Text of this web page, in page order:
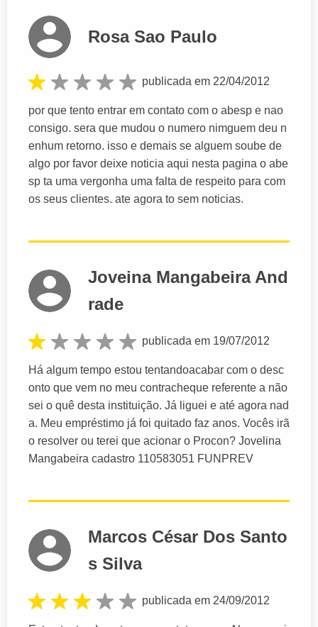
Rosa Sao Paulo
publicada em 22/04/2012
por que tento entrar em contato com o abesp e nao
consigo. sera que mudou o numero nimguem deu n
enhum retorno. isso e demais se alguem soube de
algo por favor deixe noticia aqui nesta pagina o abe
sp ta uma vergonha uma falta de respeito para com
os seus clientes. ate agora to sem noticias.
Joveina Mangabeira And
rade
publicada em 19/07/2012
Há algum tempo estou tentandoacabar com o desc
onto que vem no meu contracheque referente a não
sei o quê desta instituição. Já liguei e até agora nad
a. Meu empréstimo já foi quitado faz anos. Vocês irã
o resolver ou terei que acionar o Procon? Jovelina
Mangabeira cadastro 110583051 FUNPREV
Marcos César Dos Santo
s Silva
publicada em 24/09/2012